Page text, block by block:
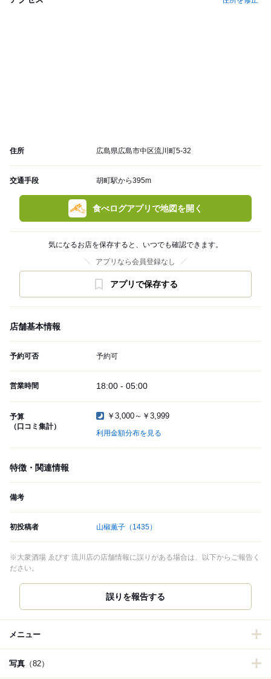
住所 広島県広島市中区流川町5-32
交通手段 胡町駅から395m
食べログアプリで地図を開く
気になるお店を保存すると、いつでも確認できます。
アプリなら会員登録なし
アプリで保存する
店舗基本情報
予約可否 予約可
営業時間 18:00 - 05:00
予算
（口コミ集計）
￥3,000～￥3,999
利用金額分布を見る
特徴・関連情報
備考
初投稿者 山椒薫子 （1435）
※大衆酒場 ゑびす 流川店の店舗情報に誤りがある場合は、以下からご報告く
ださい。
誤りを報告する
メニュー
写真 （82）